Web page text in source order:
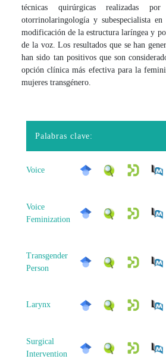
técnicas quirúrgicas realizadas
otorrinolaringología y subespecialista
modificación de la estructura laríngea y
de la voz. Los resultados que se han
han sido tan positivos que son
opción clínica más efectiva para la
mujeres transgénero.
Palabras clave:
Voice
Voice
Feminization
Transgender
Person
Larynx
Surgical
Intervention